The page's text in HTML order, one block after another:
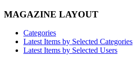
MAGAZINE LAYOUT
Categories
Latest Items by Selected Categories
Latest Items by Selected Users